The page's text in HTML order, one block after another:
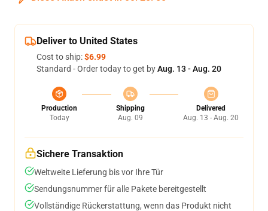
Deliver to United States
Cost to ship:$6.99
Standard - Order today to get byAug. 13 - Aug. 20
Production
Today
Shipping
Aug. 09
Delivered
Aug. 13 - Aug. 20
Sichere Transaktion
Weltweite Lieferung bis vor Ihre Tür
Sendungsnummer für alle Pakete bereitgestellt
Vollständige Rückerstattung, wenn das Produkt nicht